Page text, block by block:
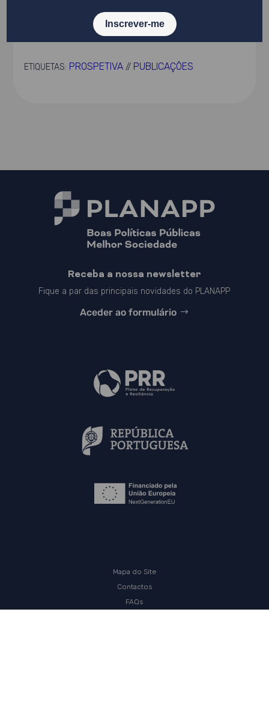
PARTILHAR NO LINKEDIN
ETIQUETAS: PROSPETIVA // PUBLICAÇÕES
Receba a nossa newsletter
Fique a par das principais novidades do PLANAPP
Aceder ao formulário
Mapa do Site
Contactos
FAQs